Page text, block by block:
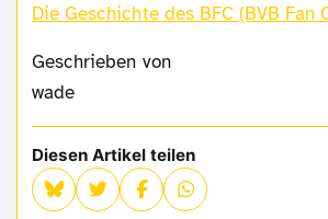
Die Geschichte des BFC (BVB Fan
Geschrieben von
wade
Diesen Artikel teilen